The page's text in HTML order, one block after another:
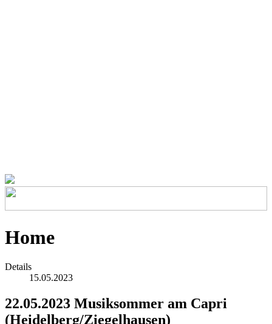
Home
Details
15.05.2023
22.05.2023 Musiksommer am Capri
(Heidelberg/Ziegelhausen)